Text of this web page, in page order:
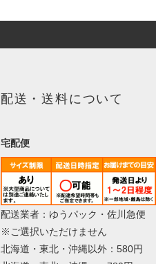
配送・送料について
宅配便
配送業者：ゆうパック・佐川急便
※ご選択いただけません
北海道・東北・沖縄以外：580円